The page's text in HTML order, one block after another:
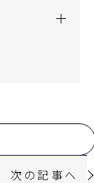
次の記事へ